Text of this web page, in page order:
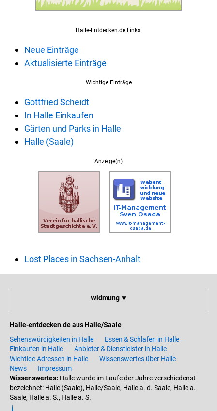
Halle-Entdecken.de Links:
Neue Einträge
Aktualisierte Einträge
Wichtige Einträge
Gottfried Scheidt
In Halle Einkaufen
Gärten und Parks in Halle
Halle (Saale)
Anzeige(n)
Lost Places in Sachsen-Anhalt
Widmung ⯆
Halle-entdecken.de aus Halle/Saale
Sehenswürdigkeiten in Halle
Essen & Schlafen in Halle
Einkaufen in Halle
Anbieter & Dienstleister in Halle
Wichtige Adressen in Halle
Wissenswertes über Halle
News
Impressum
Wissenswertes: Halle wurde im Laufe der Jahre verschiedenst
bezeichnet: Halle (Saale), Halle/Saale, Halle a. d. Saale, Halle a.
Saale, Halle a. S., Halle a. S.